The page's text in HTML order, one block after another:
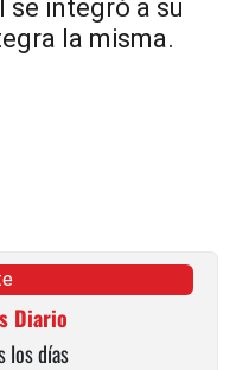
se integró a su
la misma.
Diario
los días